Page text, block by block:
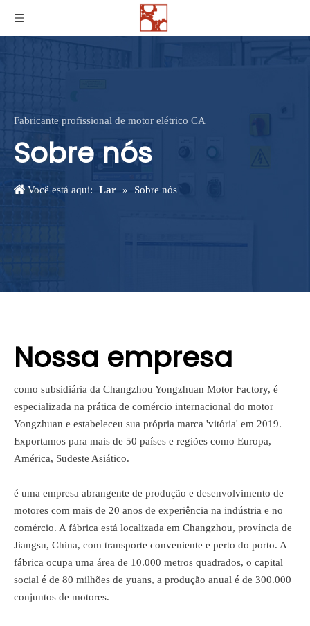
Fabricante profissional de motor elétrico CA
Sobre nós
Você está aqui: Lar » Sobre nós
Nossa empresa
como subsidiária da Changzhou Yongzhuan Motor Factory, é
especializada na prática de comércio internacional do motor
Yongzhuan e estabeleceu sua própria marca 'vitória' em 2019.
Exportamos para mais de 50 países e regiões como Europa,
América, Sudeste Asiático.
é uma empresa abrangente de produção e desenvolvimento de
motores com mais de 20 anos de experiência na indústria e no
comércio. A fábrica está localizada em Changzhou, província de
Jiangsu, China, com transporte conveniente e perto do porto. A
fábrica ocupa uma área de 10.000 metros quadrados, o capital
social é de 80 milhões de yuans, a produção anual é de 300.000
conjuntos de motores.